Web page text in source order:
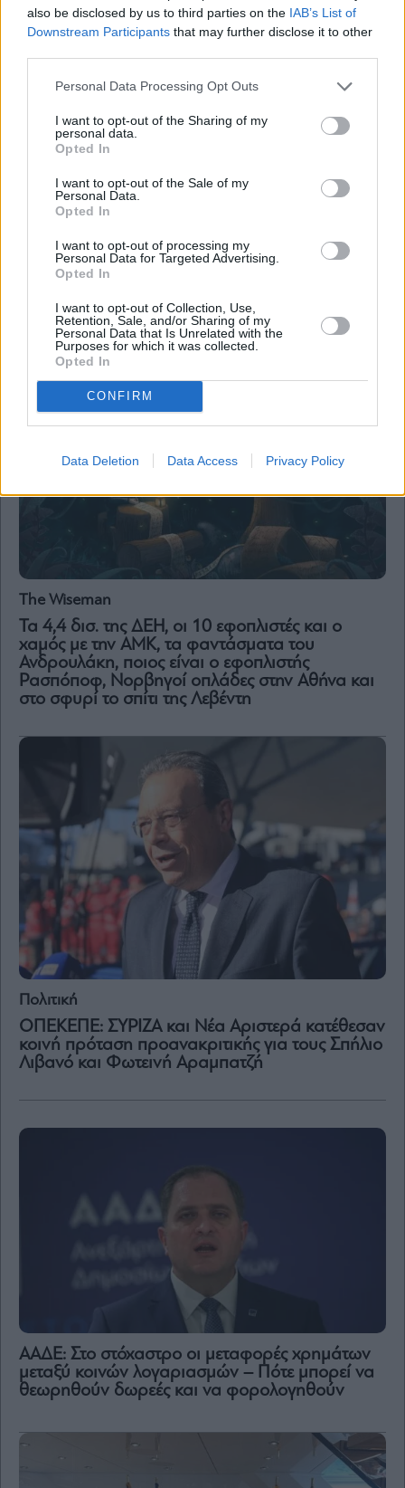
also be disclosed by us to third parties on the IAB’s List of
Downstream Participants that may further disclose it to other
Personal Data Processing Opt Outs
I want to opt-out of the Sharing of my
personal data.
Opted In
I want to opt-out of the Sale of my
Personal Data.
Opted In
I want to opt-out of processing my
Personal Data for Targeted Advertising.
Opted In
I want to opt-out of Collection, Use,
Retention, Sale, and/or Sharing of my
Personal Data that Is Unrelated with the
Purposes for which it was collected.
Opted In
CONFIRM
Data Deletion Data Access Privacy Policy
Κοινό αίτημα ΠΑΣΟΚ, ΣΥΡΙΖΑ, Νέας Αριστεράς
Πολιτική
Πώς θα αντιμετωπίσει η κυβέρνηση τα κόμματα
Τσίπρα και Καρυστιανού
The Wiseman
Τα 4,4 δισ. της ΔΕΗ, οι 10 εφοπλιστές και ο
χαμός με την ΑΜΚ, τα φαντάσματα του
Ανδρουλάκη, ποιος είναι ο εφοπλιστής
Ρασπόποφ, Νορβηγοί οπλάδες στην Αθήνα και
στο σφυρί το σπίτι της Λεβέντη
Πολιτική
ΟΠΕΚΕΠΕ: ΣΥΡΙΖΑ και Νέα Αριστερά κατέθεσαν
κοινή πρόταση προανακριτικής για τους Σπήλιο
Λιβανό και Φωτεινή Αραμπατζή
ΑΑΔΕ: Στο στόχαστρο οι μεταφορές χρημάτων
μεταξύ κοινών λογαριασμών – Πότε μπορεί να
θεωρηθούν δωρεές και να φορολογηθούν